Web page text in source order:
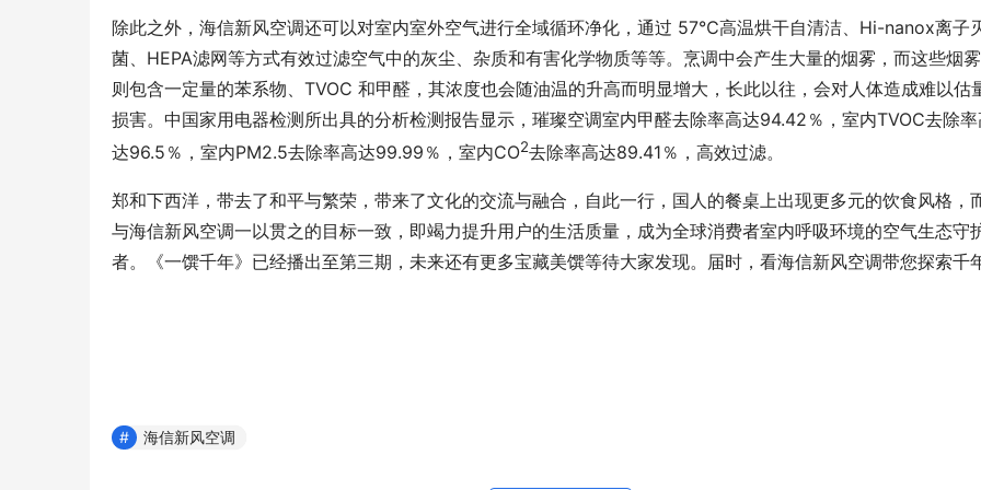
除此之外，海信新风空调还可以对室内室外空气进行全域循环净化，通过 57℃高温烘干自清洁、Hi-nanox离子
菌、HEPA滤网等方式有效过滤空气中的灰尘、杂质和有害化学物质等等。烹调中会产生大量的烟雾，而这些烟
则包含一定量的苯系物、TVOC 和甲醛，其浓度也会随油温的升高而明显增大，长此以往，会对人体造成难以估
损害。中国家用电器检测所出具的分析检测报告显示，璀璨空调室内甲醛去除率高达94.42％，室内TVOC去除率
达96.5％，室内PM2.5去除率高达99.99％，室内CO2去除率高达89.41％，高效过滤。
郑和下西洋，带去了和平与繁荣，带来了文化的交流与融合，自此一行，国人的餐桌上出现更多元的饮食风格，
与海信新风空调一以贯之的目标一致，即竭力提升用户的生活质量，成为全球消费者室内呼吸环境的空气生态守
者。《一馔千年》已经播出至第三期，未来还有更多宝藏美馔等待大家发现。届时，看海信新风空调带您探索千
海信新风空调